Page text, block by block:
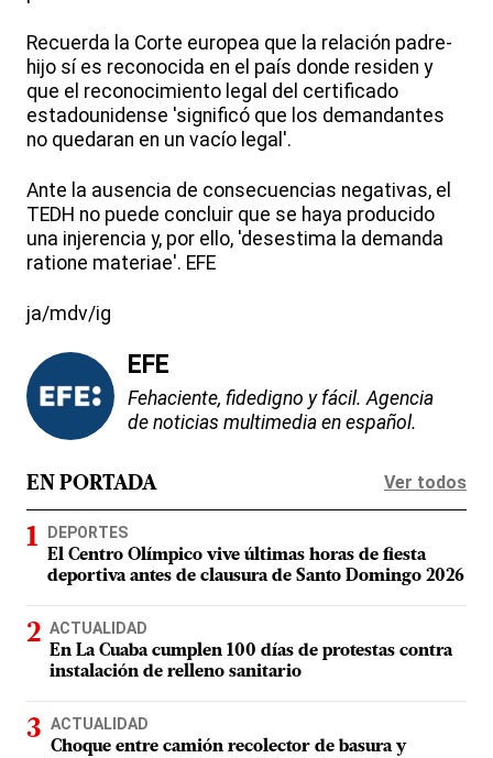
Recuerda la Corte europea que la relación padre-
hijo sí es reconocida en el país donde residen y
que el reconocimiento legal del certificado
estadounidense 'significó que los demandantes
no quedaran en un vacío legal'.
Ante la ausencia de consecuencias negativas, el
TEDH no puede concluir que se haya producido
una injerencia y, por ello, 'desestima la demanda
ratione materiae'. EFE
ja/mdv/ig
EFE
Fehaciente, fidedigno y fácil. Agencia
de noticias multimedia en español.
EN PORTADA Ver todos
DEPORTES
El Centro Olímpico vive últimas horas de fiesta
deportiva antes de clausura de Santo Domingo 2026
ACTUALIDAD
En La Cuaba cumplen 100 días de protestas contra
instalación de relleno sanitario
ACTUALIDAD
Choque entre camión recolector de basura y